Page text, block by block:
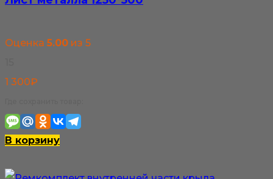
Оценка 5.00 из 5
1 300₽
В корзину